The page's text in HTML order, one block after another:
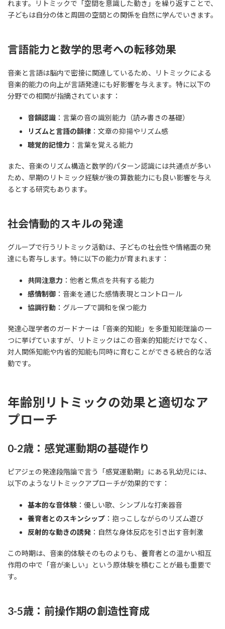
れます。リトミックで「空間を意識した動き」を繰り返すことで、
子どもは自分の体と周囲の空間との関係を自然に学んでいきます。
言語能力と数学的思考への転移効果
音楽と言語は脳内で密接に関連しているため、リトミックによる
音楽的能力の向上が言語発達にも好影響を与えます。特に以下の
分野での相関が指摘されています：
音韻認識 ：言葉の音の識別能力（読み書きの基礎）
リズムと言語の韻律 ：文章の抑揚やリズム感
聴覚的記憶力 ：言葉を覚える能力
また、音楽のリズム構造と数学的パターン認識には共通点が多い
ため、早期のリトミック経験が後の算数能力にも良い影響を与え
るとする研究もあります。
社会情動的スキルの発達
グループで行うリトミック活動は、子どもの社会性や情緒面の発
達にも寄与します。特に以下の能力が育まれます：
共同注意力 ：他者と焦点を共有する能力
感情制御 ：音楽を通じた感情表現とコントロール
協調行動 ：グループで調和を保つ能力
発達心理学者のガードナーは「音楽的知能」を多重知能理論の一
つに挙げていますが、リトミックはこの音楽的知能だけでなく、
対人関係知能や内省的知能も同時に育むことができる統合的な活
動です。
年齢別リトミックの効果と適切なア
プローチ
0-2歳：感覚運動期の基礎作り
ピアジェの発達段階論で言う「感覚運動期」にある乳幼児には、
以下のようなリトミックアプローチが効果的です：
基本的な音体験 ：優しい歌、シンプルな打楽器音
養育者とのスキンシップ ：抱っこしながらのリズム遊び
反射的な動きの誘発 ：自然な身体反応を引き出す音刺激
この時期は、音楽的体験そのものよりも、養育者との温かい相互
作用の中で「音が楽しい」という原体験を積むことが最も重要で
す。
3-5歳：前操作期の創造性育成